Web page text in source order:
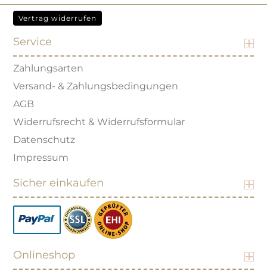
Vertrag widerrufen
Service
Zahlungsarten
Versand- & Zahlungsbedingungen
AGB
Widerrufsrecht & Widerrufsformular
Datenschutz
Impressum
Sicher einkaufen
Onlineshop